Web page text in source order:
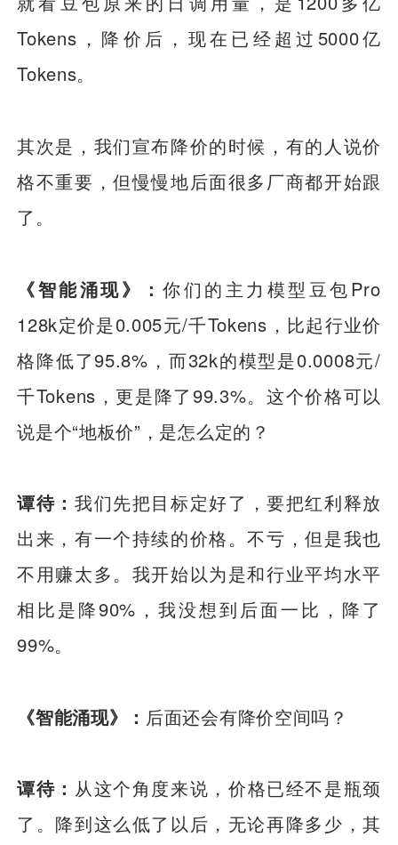
Tokens，降价后，现在已经超过5000亿
Tokens。
其次是，我们宣布降价的时候，有的人说价
格不重要，但慢慢地后面很多厂商都开始跟
了。
《智能涌现》：你们的主力模型豆包Pro
128k定价是0.005元/千Tokens，比起行业价
格降低了95.8%，而32k的模型是0.0008元/
千Tokens，更是降了99.3%。这个价格可以
说是个“地板价”，是怎么定的？
谭待： 我们先把目标定好了，要把红利释放
出来，有一个持续的价格。不亏，但是我也
不用赚太多。我开始以为是和行业平均水平
相比是降90%，我没想到后面一比，降了
99%。
《智能涌现》： 后面还会有降价空间吗？
谭待： 从这个角度来说，价格已经不是瓶颈
了。降到这么低了以后，无论再降多少，其